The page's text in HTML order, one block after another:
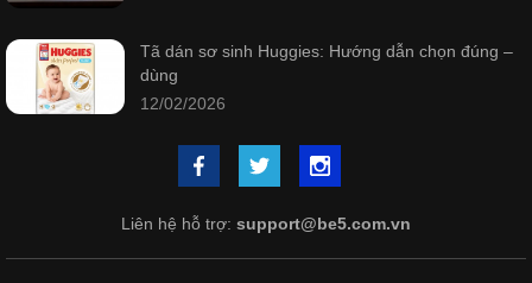
Tã dán sơ sinh Huggies: Hướng dẫn chọn đúng –
dùng
12/02/2026
Liên hệ hỗ trợ: support@be5.com.vn